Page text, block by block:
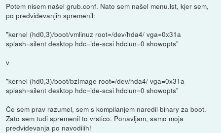
Potem nisem našel grub.conf. Nato sem našel menu.lst, kjer sem,
po predvidevanjih spremenil:
"kernel (hd0,3)/boot/vmlinuz root=/dev/hda4/ vga=0x31a
splash=silent desktop hdc=ide-scsi hdclun=0 showopts"
v
"kernel (hd0,3)/boot/bzImage root=/dev/hda4/ vga=0x31a
splash=silent desktop hdc=ide-scsi hdclun=0 showopts"
Če sem prav razumel, sem s kompilanjem naredil binary za boot.
Zato sem tudi spremenil to vrstico. Ponavljam, samo moja
predvidevanja po navodilih!